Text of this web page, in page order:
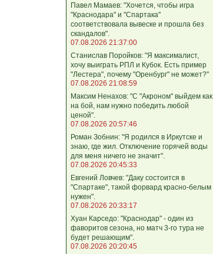
Павел Мамаев: "Хочется, чтобы игра
"Краснодара" и "Спартака"
соответствовала вывеске и прошла без
скандалов".
07.08.2026 21:37:00
Станислав Поройков: "Я максималист,
хочу выиграть РПЛ и Кубок. Есть пример
"Лестера", почему "Оренбург" не может?"
07.08.2026 21:08:59
Максим Ненахов: "С "Акроном" выйдем как
на бой, нам нужно победить любой
ценой".
07.08.2026 20:57:46
Роман Зобнин: "Я родился в Иркутске и
знаю, где жил. Отключение горячей воды
для меня ничего не значит".
07.08.2026 20:45:33
Евгений Ловчев: "Даку состоится в
"Спартаке", такой форвард красно-белым
нужен".
07.08.2026 20:33:17
Хуан Карседо: "Краснодар" - один из
фаворитов сезона, но матч 3-го тура не
будет решающим".
07.08.2026 20:20:45